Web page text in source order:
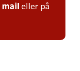
mail eller på